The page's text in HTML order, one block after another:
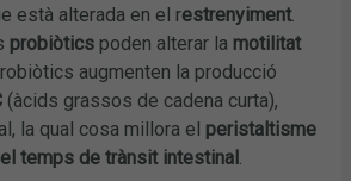
està alterada en el restrenyiment.
probiòtics poden alterar la motilitat
augmenten la producció
(àcids grassos de cadena curta),
la qual cosa millora el peristaltisme
temps de trànsit intestinal.